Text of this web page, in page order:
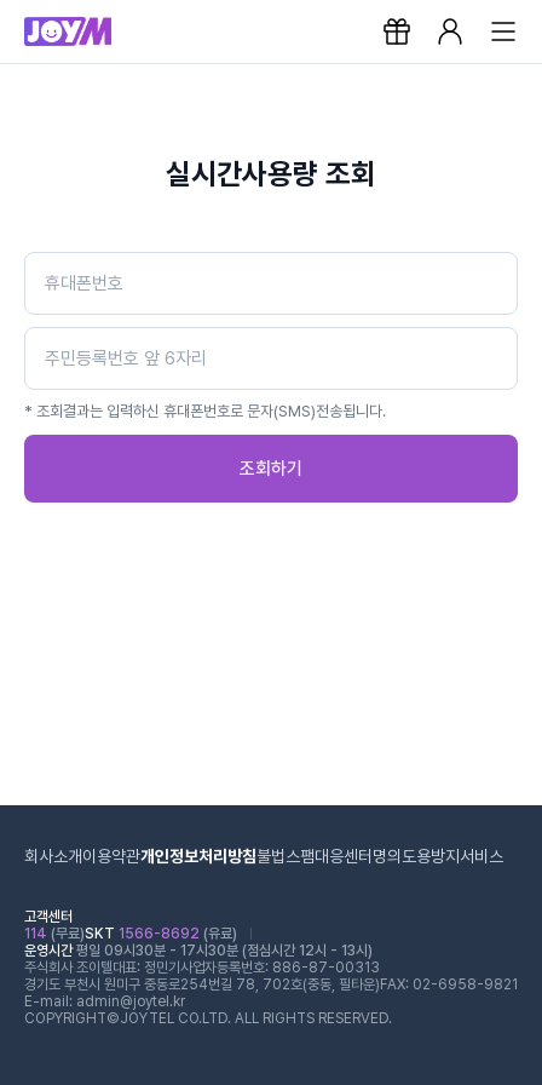
실시간사용량 조회
* 조회결과는 입력하신 휴대폰번호로 문자(SMS)전송됩니다.
조회하기
회사소개이용약관개인정보처리방침불법스팸대응센터 명의도용방지서비스
고객센터
114 (무료)SKT 1566-8692 (유료)
운영시간평일 09시30분 - 17시30분 (점심시간 12시 - 13시)
주식회사 조이텔대표: 정민기 사업자등록번호: 886-87-00313
경기도 부천시 원미구 중동로254번길 78, 702호(중동, 필타운) FAX: 02-6958-9821
E-mail: admin@joytel.kr
COPYRIGHT©JOYTEL CO.LTD. ALL RIGHTS RESERVED.